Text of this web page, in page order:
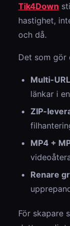
Tik4Down
hastighet,
och då.
Det som
Multi-
länkar i
ZIP-
MP4 +
Renare
För skapare